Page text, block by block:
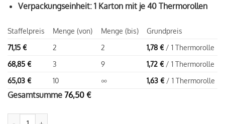
Verpackungseinheit: 1 Karton mit je 40 Thermorollen
Staffelpreis Menge (von) Menge (bis)
Grundpreis
71,15 € 2 2 1,78€ / 1 Thermorolle
68,85 € 3 9 1,72€ / 1 Thermorolle
65,03 € 10 ∞ 1,63€ / 1 Thermorolle
Gesamtsumme 76,50 €
Apothekenrollen 80 / 80 / 12 (80m) | Thermorollen Menge